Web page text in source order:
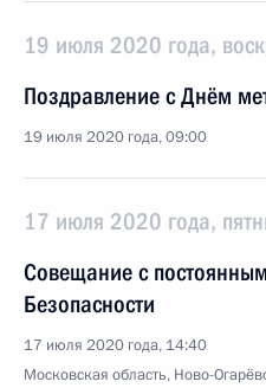
19 июля 2020 года,
Поздравление с Днём
19 июля 2020 года, 09:00
17 июля 2020 года,
Совещание с
Безопасности
17 июля 2020 года, 14:40
Московская область, Ново-